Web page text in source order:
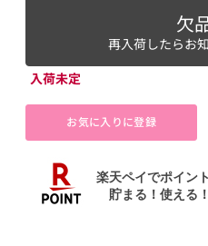
欠
再入荷したらお
入荷未定
お気に入りに登録